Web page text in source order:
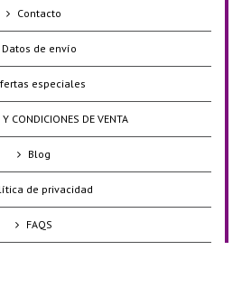
Contacto
Datos de envío
especiales
CONDICIONES DE VENTA
Blog
de privacidad
FAQS